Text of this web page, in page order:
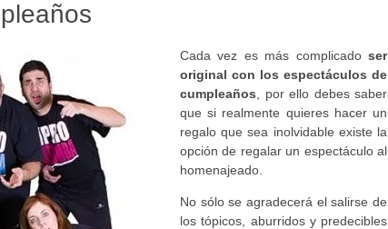
Cada vez es más complicado ser
original con los espectáculos de
cumpleaños , por ello debes saber
que si realmente quieres hacer un
regalo que sea inolvidable existe la
opción de regalar un espectáculo al
homenajeado.
No sólo se agradecerá el salirse de
los tópicos, aburridos y predecibles